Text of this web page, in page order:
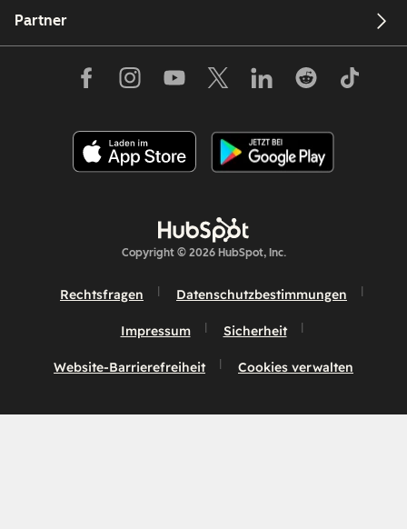
Partner
Copyright © 2026 HubSpot, Inc.
Rechtsfragen Datenschutzbestimmungen
Impressum Sicherheit
Website-Barrierefreiheit Cookies verwalten